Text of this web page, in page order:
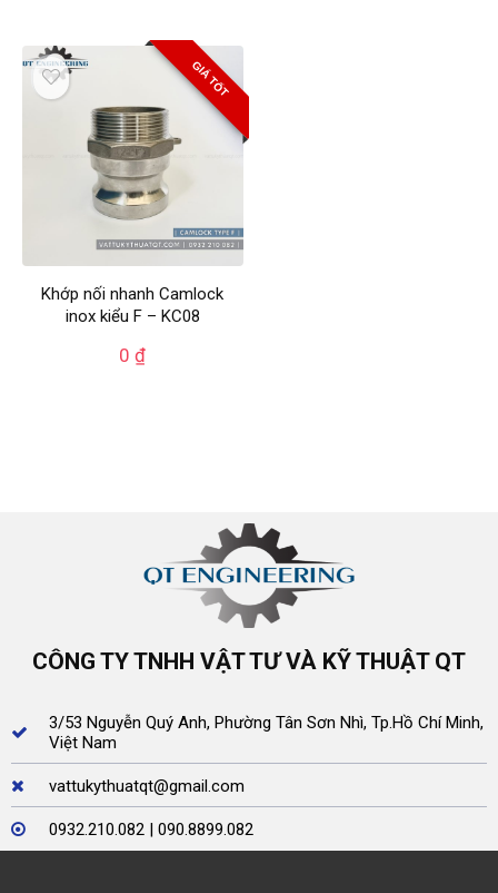
GIÁ TỐT
Khớp nối nhanh Camlock
inox kiểu F – KC08
0₫
CÔNG TY TNHH VẬT TƯ VÀ KỸ THUẬT QT
3/53 Nguyễn Quý Anh, Phường Tân Sơn Nhì, Tp.Hồ Chí Minh,
Việt Nam
vattukythuatqt@gmail.com
0932.210.082 | 090.8899.082